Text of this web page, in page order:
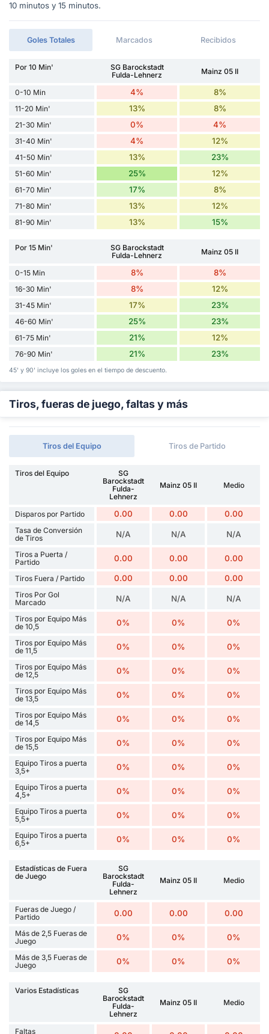
10 minutos y 15 minutos.
Goles Totales Marcados Recibidos
Por 10 Min'
SG Barockstadt
Fulda-Lehnerz
Mainz 05 II
0-10 Min 4% 8%
11-20 Min' 13% 8%
21-30 Min' 0% 4%
31-40 Min' 4% 12%
41-50 Min' 13% 23%
51-60 Min' 25% 12%
61-70 Min' 17% 8%
71-80 Min' 13% 12%
81-90 Min' 13% 15%
Por 15 Min'
SG Barockstadt
Fulda-Lehnerz
Mainz 05 II
0-15 Min 8% 8%
16-30 Min' 8% 12%
31-45 Min' 17% 23%
46-60 Min' 25% 23%
61-75 Min' 21% 12%
76-90 Min' 21% 23%
45' y 90' incluye los goles en el tiempo de descuento.
Tiros, fueras de juego, faltas y más
Tiros del Equipo Tiros de Partido
Tiros del Equipo
SG
Barockstadt
Fulda-
Lehnerz
Mainz 05 II Medio
Disparos por Partido 0.00 0.00 0.00
Tasa de Conversión
de Tiros
N/A N/A N/A
Tiros a Puerta /
Partido
0.00 0.00 0.00
Tiros Fuera / Partido 0.00 0.00 0.00
Tiros Por Gol
Marcado
N/A N/A N/A
Tiros por Equipo Más
de 10,5
0% 0% 0%
Tiros por Equipo Más
de 11,5
0% 0% 0%
Tiros por Equipo Más
de 12,5
0% 0% 0%
Tiros por Equipo Más
de 13,5
0% 0% 0%
Tiros por Equipo Más
de 14,5
0% 0% 0%
Tiros por Equipo Más
de 15,5
0% 0% 0%
Equipo Tiros a puerta
3,5+
0% 0% 0%
Equipo Tiros a puerta
4,5+
0% 0% 0%
Equipo Tiros a puerta
5,5+
0% 0% 0%
Equipo Tiros a puerta
6,5+
0% 0% 0%
Estadísticas de Fuera
de Juego
SG
Barockstadt
Fulda-
Lehnerz
Mainz 05 II Medio
Fueras de Juego /
Partido
0.00 0.00 0.00
Más de 2,5 Fueras de
Juego
0% 0% 0%
Más de 3,5 Fueras de
Juego
0% 0% 0%
Varios Estadísticas
SG
Barockstadt
Fulda-
Lehnerz
Mainz 05 II Medio
Faltas